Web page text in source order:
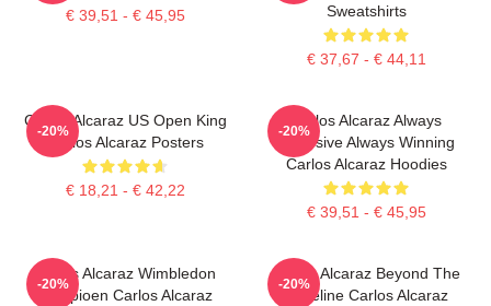
€ 39,51 - € 45,95
Sweatshirts
€ 37,67 - € 44,11
Carlos Alcaraz US Open King
Carlos Alcaraz Posters
€ 18,21 - € 42,22
-20%
Carlos Alcaraz Always
Explosive Always Winning
Carlos Alcaraz Hoodies
€ 39,51 - € 45,95
-20%
Carlos Alcaraz Wimbledon
Kampioen Carlos Alcaraz
-20%
Carlos Alcaraz Beyond The
Baseline Carlos Alcaraz
-20%